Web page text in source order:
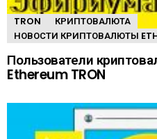
TRON
КРИПТОВАЛЮТА
НОВОСТИ КРИПТОВАЛЮТЫ
Пользователи
Ethereum TRON